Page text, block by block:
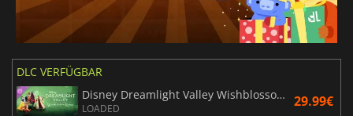
DLC VERFÜGBAR
Disney Dreamlight Valley Wishblossom Ranch
LOADED 29.99€